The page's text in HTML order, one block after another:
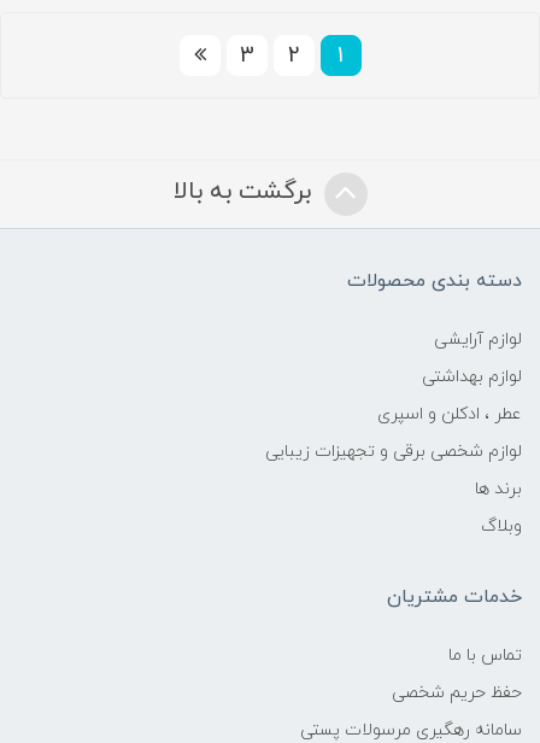
برگشت به بالا
دسته بندی محصولات
لوازم آرایشی
لوازم بهداشتی
عطر ، ادکلن و اسپری
لوازم شخصی برقی و تجهیزات زیبایی
برند ها
وبلاگ
خدمات مشتریان
تماس با ما
حفظ حریم شخصی
سامانه رهگیری مرسولات پستی